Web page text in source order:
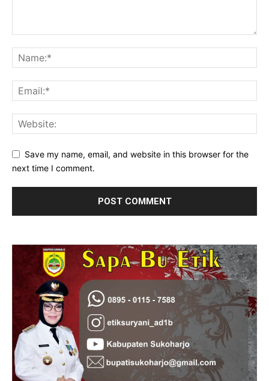
Save my name, email, and website in this browser for the
next time I comment.